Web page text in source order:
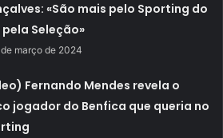
«São mais pelo Sporting do
pela Seleção»
de março de 2024
Fernando Mendes revela o
jogador do Benfica que queria no